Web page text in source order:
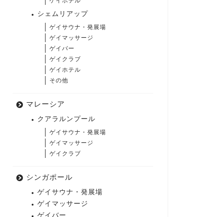
シェムリアップ
ゲイサウナ・発展場
ゲイマッサージ
ゲイバー
ゲイクラブ
ゲイホテル
その他
マレーシア
クアラルンプール
ゲイサウナ・発展場
ゲイマッサージ
ゲイクラブ
シンガポール
ゲイサウナ・発展場
ゲイマッサージ
ゲイバー